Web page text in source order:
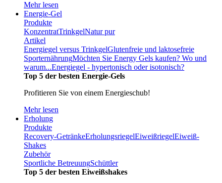
Mehr lesen
Energie-Gel
Produkte
KonzentratTrinkgelNatur pur
Artikel
Energiegel versus TrinkgelGlutenfreie und laktosefreie
SporternährungMöchten Sie Energy Gels kaufen? Wo und
warum...Energiegel - hypertonisch oder isotonisch?
Top 5 der besten Energie-Gels
Profitieren Sie von einem Energieschub!
Mehr lesen
Erholung
Produkte
Recovery-GetränkeErholungsriegelEiweißriegelEiweiß-
Shakes
Zubehör
Sportliche BetreuungSchüttler
Top 5 der besten Eiweißshakes